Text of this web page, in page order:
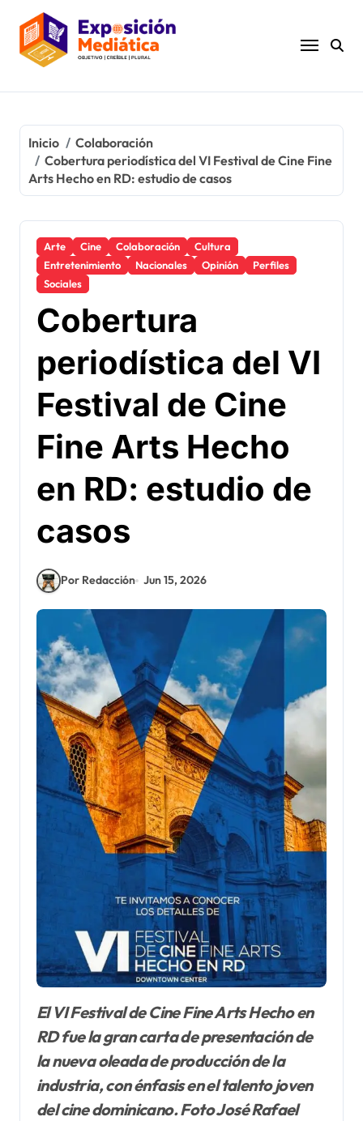
contenido
Inicio
Colaboración
Cobertura periodística del VI Festival de Cine Fine
Arts Hecho en RD: estudio de casos
Arte Cine Colaboración
Cultura
Entretenimiento
Nacionales Opinión
Perfiles
Sociales
Cobertura
periodística del VI
Festival de Cine
Fine Arts Hecho
en RD: estudio de
casos
Por Redacción Jun 15, 2026
El VI Festival de Cine Fine Arts Hecho en
RD fue la gran carta de presentación de
la nueva oleada de producción de la
industria, con énfasis en el talento joven
del cine dominicano. Foto José Rafael